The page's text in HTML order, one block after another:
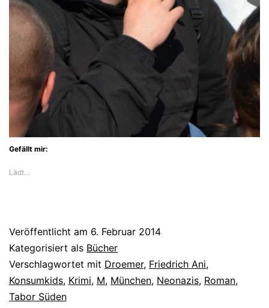
Gefällt mir:
Lädt…
Veröffentlicht am 6. Februar 2014
Kategorisiert als Bücher
Verschlagwortet mit Droemer, Friedrich Ani,
Konsumkids, Krimi, M, München, Neonazis, Roman,
Tabor Süden